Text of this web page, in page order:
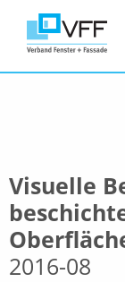
Inhalt
springen
Visuelle
2016-08